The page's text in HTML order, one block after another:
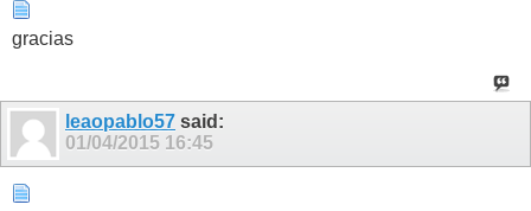
gracias
leaopablo57 said:
01/04/2015 16:45